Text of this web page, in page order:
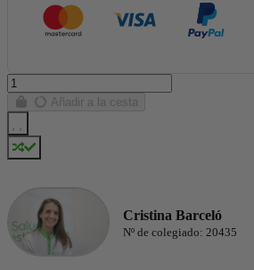
Añadir a la cesta
Cristina Barceló
Nº de colegiado: 20435